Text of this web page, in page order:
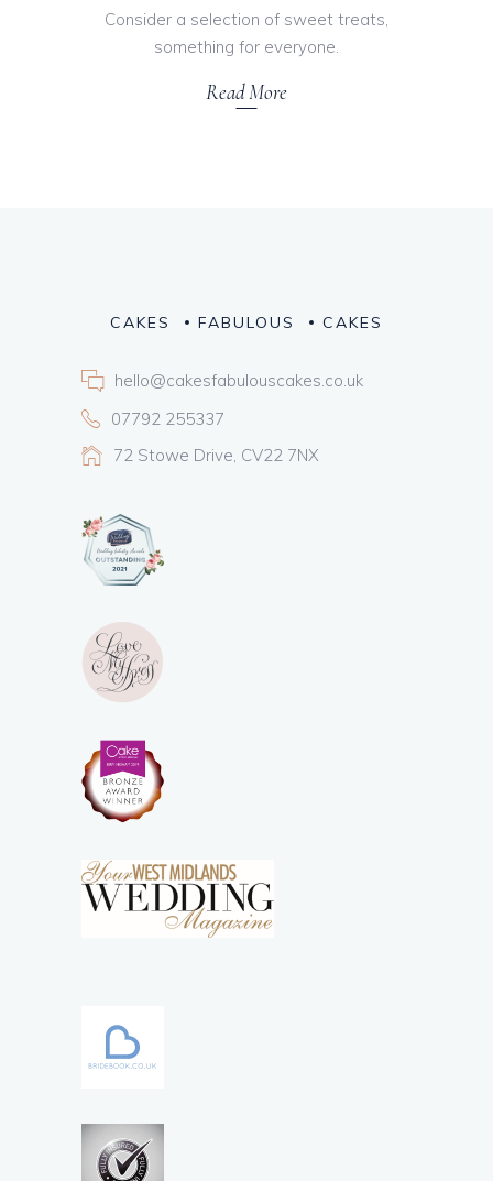
Consider a selection of sweet treats,
something for everyone.
Read More
CAKES FABULOUS CAKES
hello@cakesfabulouscakes.co.uk
07792 255337
72 Stowe Drive, CV22 7NX